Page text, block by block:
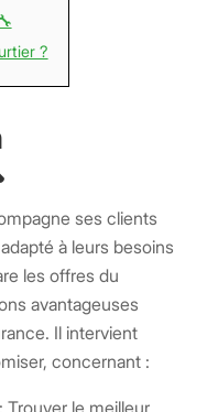
?
ses clients
à leurs besoins
les offres du
avantageuses
Il intervient
concernant :